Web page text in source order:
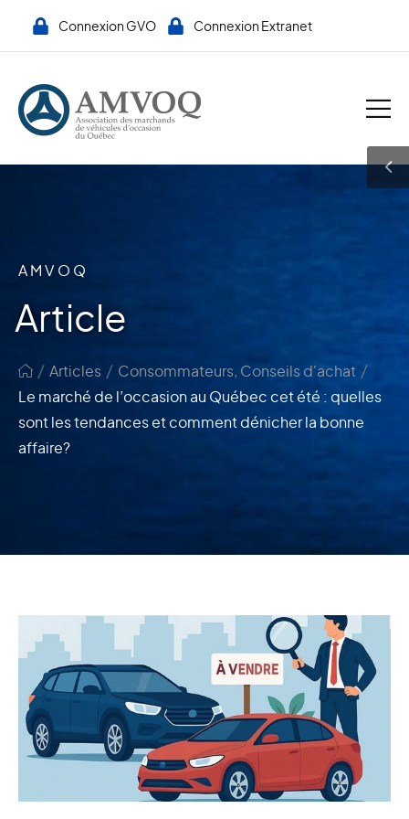
Connexion GVO Connexion Extranet
AMVOQ
Article
/ Articles / Consommateurs, Conseils d'achat /
Le marché de l’occasion au Québec cet été : quelles
sont les tendances et comment dénicher la bonne
affaire?